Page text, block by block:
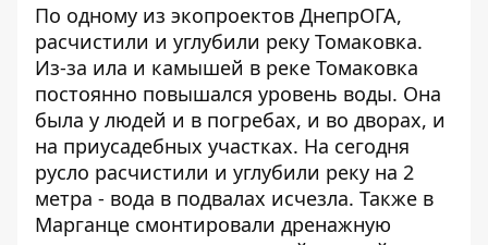
По одному из экопроектов ДнепрОГА,
расчистили и углубили реку Томаковка.
Из-за ила и камышей в реке Томаковка
постоянно повышался уровень воды. Она
была у людей и в погребах, и во дворах, и
на приусадебных участках. На сегодня
русло расчистили и углубили реку на 2
метра - вода в подвалах исчезла. Также в
Марганце смонтировали дренажную